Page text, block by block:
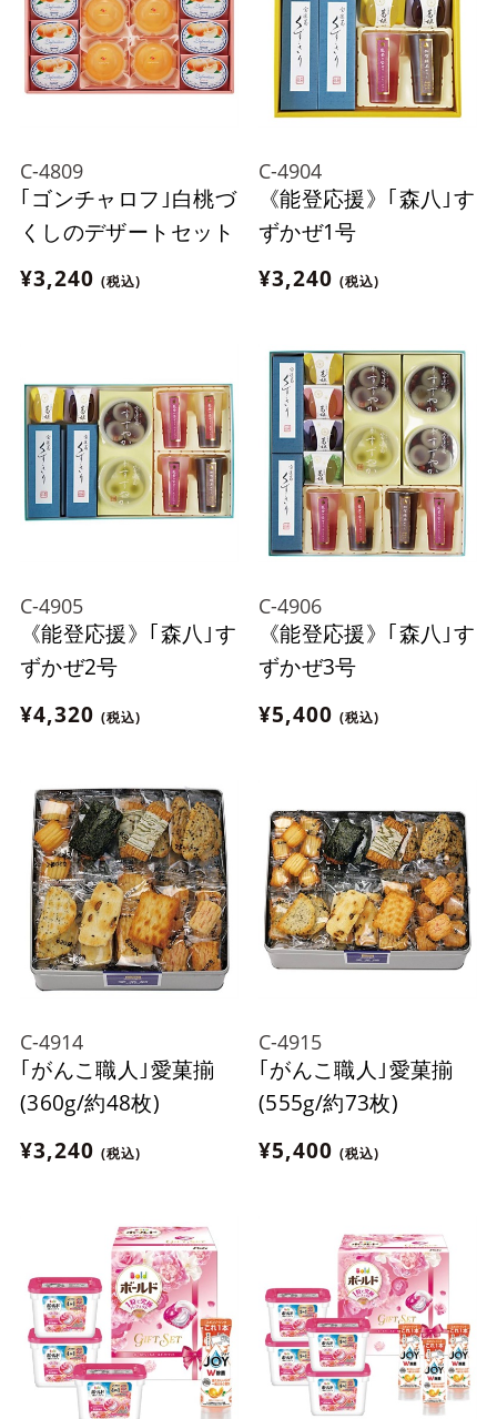
C-4809
｢ゴンチャロフ｣白桃づ
くしのデザートセット
¥3,240 (税込)
C-4904
《能登応援》｢森八｣す
ずかぜ1号
¥3,240 (税込)
C-4905
《能登応援》｢森八｣す
ずかぜ2号
¥4,320 (税込)
C-4906
《能登応援》｢森八｣す
ずかぜ3号
¥5,400 (税込)
C-4914
｢がんこ職人｣愛菓揃
(360g/約48枚)
¥3,240 (税込)
C-4915
｢がんこ職人｣愛菓揃
(555g/約73枚)
¥5,400 (税込)